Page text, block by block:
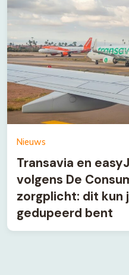
Nieuws
Transavia en
volgens De
zorgplicht: dit kun
gedupeerd bent